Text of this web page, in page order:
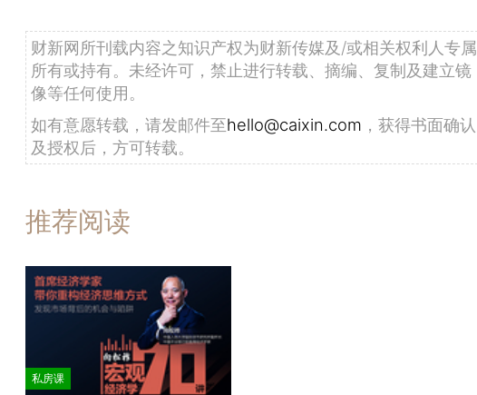
财新网所刊载内容之知识产权为财新传媒及/或相关权利人专属
所有或持有。未经许可，禁止进行转载、摘编、复制及建立镜
像等任何使用。
如有意愿转载，请发邮件至hello@caixin.com ，获得书面确认
及授权后，方可转载。
推荐阅读
私房课